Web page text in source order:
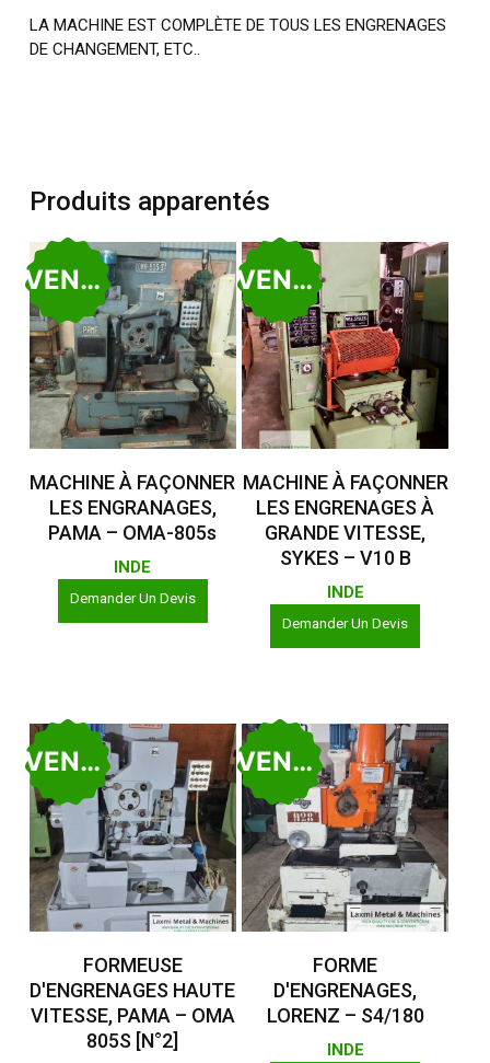
LA MACHINE EST COMPLÈTE DE TOUS LES ENGRENAGES
DE CHANGEMENT, ETC..
Produits apparentés
VENDU
Lire La Suite
MACHINE À FAÇONNER
LES ENGRANAGES,
PAMA – OMA-805s
INDE
Demander Un Devis
VENDU
Lire La Suite
MACHINE À FAÇONNER
LES ENGRENAGES À
GRANDE VITESSE,
SYKES – V10 B
INDE
Demander Un Devis
VENDU
FORMEUSE
D'ENGRENAGES HAUTE
VITESSE, PAMA – OMA
805S [N°2]
VENDU
FORME
D'ENGRENAGES,
LORENZ – S4/180
INDE